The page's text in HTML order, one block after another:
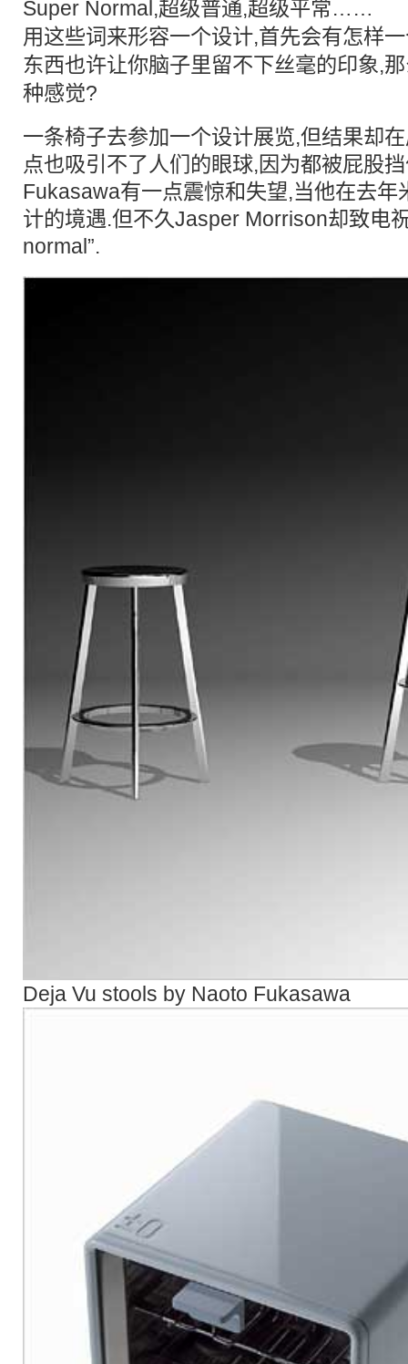
Super Normal,超级普通,超级平常……
用这些词来形容一个设计,首先会有怎样
东西也许让你脑子里留不下丝毫的印象,那
种感觉?
一条椅子去参加一个设计展览,但结果却
点也吸引不了人们的眼球,因为都被屁股
Fukasawa有一点震惊和失望,当他在去年
计的境遇.但不久Jasper Morrison却致电
normal”.
Deja Vu stools by Naoto Fukasawa